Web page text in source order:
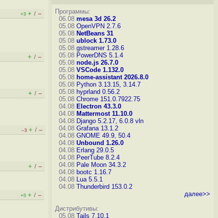
+3 + / –
+ / –
+ / –
–3 + / –
+ / –
+5 + / –
Программы:
06.08 mesa 3d 26.2
05.08 OpenVPN 2.7.6
05.08 NetBeans 31
05.08 ublock 1.73.0
05.08 gstreamer 1.28.6
05.08 PowerDNS 5.1.4
05.08 node.js 26.7.0
05.08 VSCode 1.132.0
05.08 home-assistant 2026.8.0
05.08 Python 3.13.15, 3.14.7
05.08 hyprland 0.56.2
05.08 Chrome 151.0.7922.75
04.08 Electron 43.3.0
04.08 Mattermost 11.10.0
04.08 Django 5.2.17, 6.0.8 vln
04.08 Grafana 13.1.2
04.08 GNOME 49.9, 50.4
04.08 Unbound 1.26.0
04.08 Erlang 29.0.5
04.08 PeerTube 8.2.4
04.08 Pale Moon 34.3.2
04.08 bootc 1.16.7
04.08 Lua 5.5.1
04.08 Thunderbird 153.0.2
далее>>
Дистрибутивы:
05.08 Tails 7.10.1